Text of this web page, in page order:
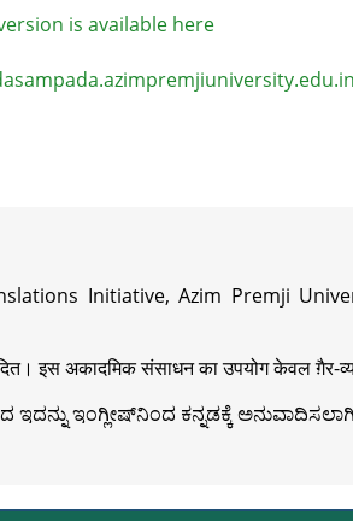
is available here
Initiative, Azim Premji
इस अकादमिक संसाधन का उपयोग केवल ग़ैर-
ಇಂಗ್ಲೀಷ್‍ನಿಂದ ಕನ್ನಡಕ್ಕೆ